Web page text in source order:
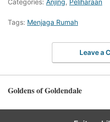
Tags: Menjaga Rumah
Leave a
Goldens of Goldendale